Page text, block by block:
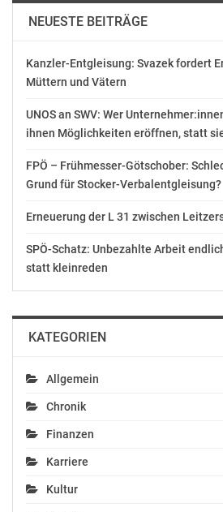
In "Chronik"
AVISO:
Tanner bei
Ausmusterung an der
Heeresunteroffiziersakademie
in Enns
In "Chronik"
NEUESTE BEITRÄGE
Kanzler-Entgleisung: Svazek fordert
Müttern und Vätern
UNOS an SWV: Wer
ihnen Möglichkeiten eröffnen, statt
FPÖ – Frühmesser-Götschober:
Grund für Stocker-Verbalentgleisung?
Erneuerung der L 31 zwischen
SPÖ-Schatz: Unbezahlte Arbeit
statt kleinreden
KATEGORIEN
Allgemein
Chronik
Finanzen
Karriere
Kultur